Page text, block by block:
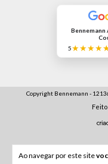
Ao navegar por este site
Bennemann
5
Copyright Bennemann -